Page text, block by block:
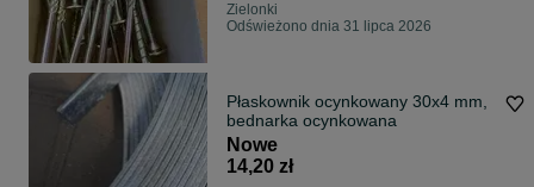
Zielonki
Odświeżono dnia 31 lipca 2026
Płaskownik ocynkowany 30x4 mm,
bednarka ocynkowana
Nowe
14,20 zł